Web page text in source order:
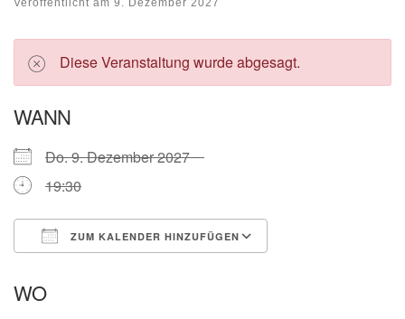
Veröffentlicht am 9. Dezember 2027
Diese Veranstaltung wurde abgesagt.
WANN
Do. 9. Dezember 2027
19:30
ZUM KALENDER HINZUFÜGEN
WO